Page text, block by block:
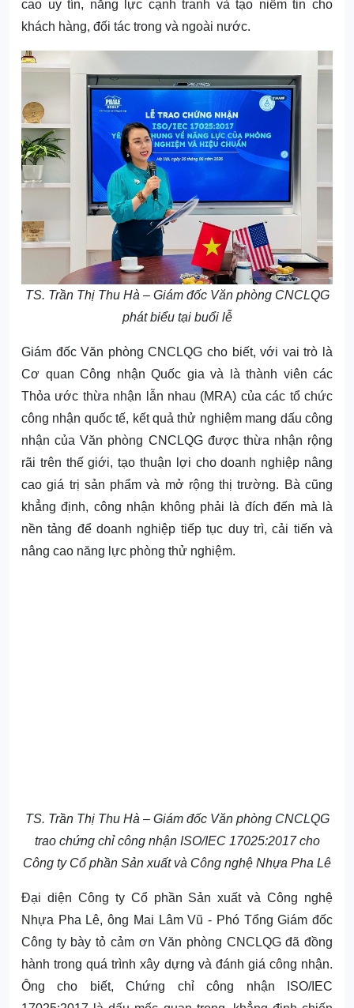
cao uy tín, năng lực cạnh tranh và tạo niềm tin cho
khách hàng, đối tác trong và ngoài nước.
TS. Trần Thị Thu Hà – Giám đốc Văn phòng CNCLQG
phát biểu tại buổi lễ
Giám đốc Văn phòng CNCLQG cho biết, với vai trò là
Cơ quan Công nhận Quốc gia và là thành viên các
Thỏa ước thừa nhận lẫn nhau (MRA) của các tổ chức
công nhận quốc tế, kết quả thử nghiệm mang dấu công
nhận của Văn phòng CNCLQG được thừa nhận rộng
rãi trên thế giới, tạo thuận lợi cho doanh nghiệp nâng
cao giá trị sản phẩm và mở rộng thị trường. Bà cũng
khẳng định, công nhận không phải là đích đến mà là
nền tảng để doanh nghiệp tiếp tục duy trì, cải tiến và
nâng cao năng lực phòng thử nghiệm.
TS. Trần Thị Thu Hà – Giám đốc Văn phòng CNCLQG
trao chứng chỉ công nhận ISO/IEC 17025:2017 cho
Công ty Cổ phần Sản xuất và Công nghệ Nhựa Pha Lê
Đại diện Công ty Cổ phần Sản xuất và Công nghệ
Nhựa Pha Lê, ông Mai Lâm Vũ - Phó Tổng Giám đốc
Công ty bày tỏ cảm ơn Văn phòng CNCLQG đã đồng
hành trong quá trình xây dựng và đánh giá công nhận.
Ông cho biết, Chứng chỉ công nhận
ISO/IEC